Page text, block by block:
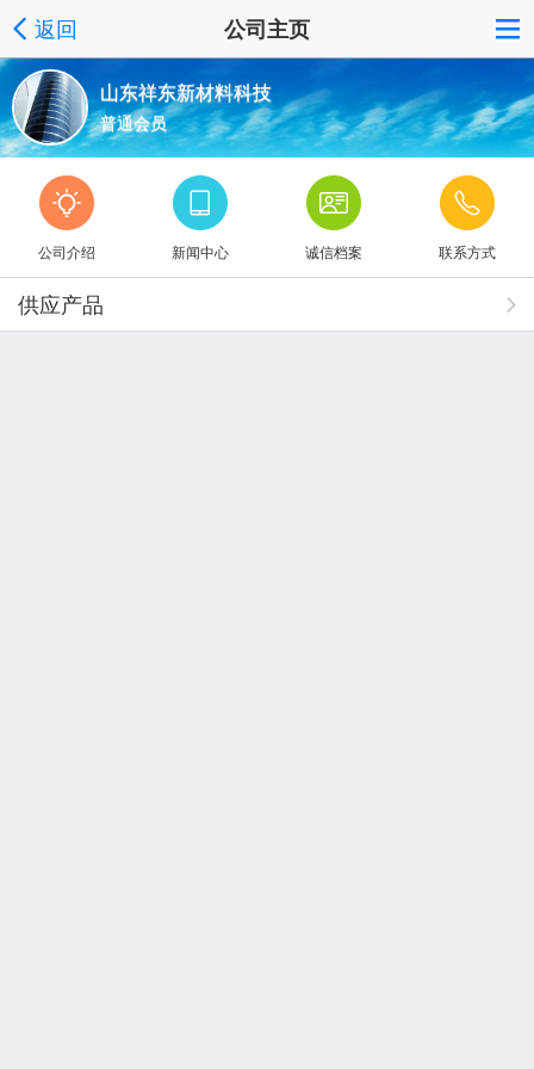
返回 公司主页
山东祥东新材料科技
普通会员
公司介绍 新闻中心 诚信档案 联系方式
供应产品